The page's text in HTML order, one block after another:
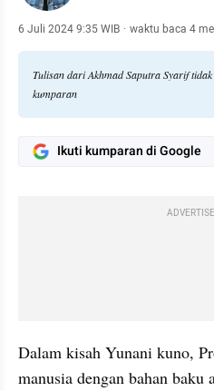
6 Juli 2024 9:35 WIB · waktu baca 4
Tulisan dari Akhmad Saputra Syarif
kumparan
Ikuti kumparan di Google
Dalam kisah Yunani kuno,
manusia dengan bahan